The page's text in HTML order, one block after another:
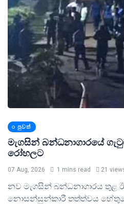
පුවත්
මැගසින් බන්ධනාගාරයේ
රෝහලට
07 Aug, 2026 1 mins read 21
නව මැගසින් බන්ධනාගාරය තුළ
නොසන්සුන්කාරී තත්ත්වය